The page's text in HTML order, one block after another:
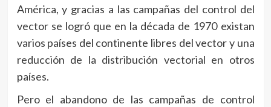
América, y gracias a las campañas del control del
vector se logró que en la década de 1970 existan
varios países del continente libres del vector y una
reducción de la distribución vectorial en otros
países.
Pero el abandono de las campañas de control